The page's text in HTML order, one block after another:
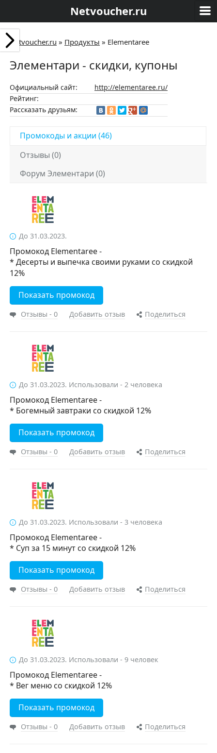
Netvoucher.ru
Netvoucher.ru » Продукты » Elementaree
Элементари - скидки, купоны
Официальный сайт:
http://elementaree.ru/
Рейтинг:
Рассказать друзьям:
Промокоды и акции (46)
Отзывы (0)
Форум Элементари (0)
До 31.03.2023.
Промокод Elementaree -
* Десерты и выпечка своими руками со скидкой
12%
Показать промокод
Отзывы - 0 Добавить отзыв Поделиться
До 31.03.2023. Использовали - 2 человека
Промокод Elementaree -
* Богемный завтраки со скидкой 12%
Показать промокод
Отзывы - 0 Добавить отзыв Поделиться
До 31.03.2023. Использовали - 3 человека
Промокод Elementaree -
* Суп за 15 минут со скидкой 12%
Показать промокод
Отзывы - 0 Добавить отзыв Поделиться
До 31.03.2023. Использовали - 9 человек
Промокод Elementaree -
* Вег меню со скидкой 12%
Показать промокод
Отзывы - 0 Добавить отзыв Поделиться